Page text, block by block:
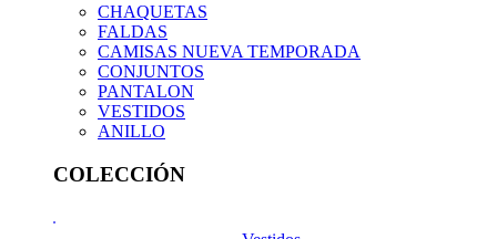
CHAQUETAS
FALDAS
CAMISAS NUEVA TEMPORADA
CONJUNTOS
PANTALON
VESTIDOS
ANILLO
COLECCIÓN